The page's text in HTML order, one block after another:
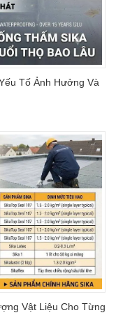
Tố Ảnh Hưởng Và
Vật Liệu Cho Từng